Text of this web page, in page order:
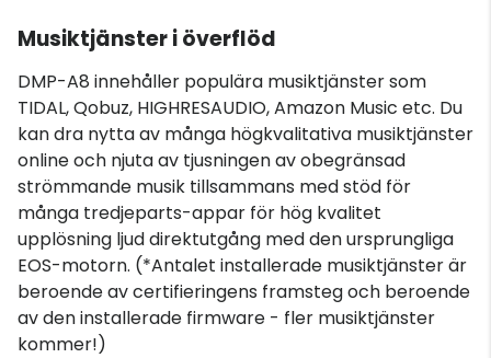
Musiktjänster i överflöd
DMP-A8 innehåller populära musiktjänster som
TIDAL, Qobuz, HIGHRESAUDIO, Amazon Music etc. Du
kan dra nytta av många högkvalitativa musiktjänster
online och njuta av tjusningen av obegränsad
strömmande musik tillsammans med stöd för
många tredjeparts-appar för hög kvalitet
upplösning ljud direktutgång med den ursprungliga
EOS-motorn. (*Antalet installerade musiktjänster är
beroende av certifieringens framsteg och beroende
av den installerade firmware - fler musiktjänster
kommer!)